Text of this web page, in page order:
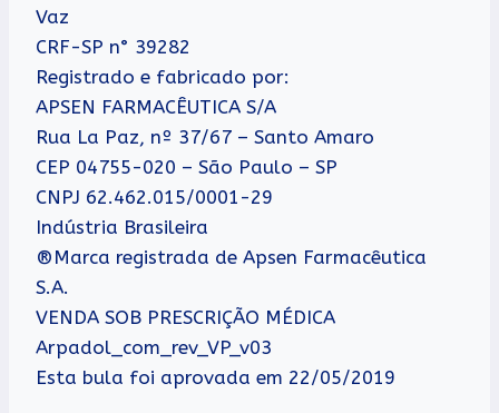
Vaz
CRF-SP n° 39282
Registrado e fabricado por:
APSEN FARMACÊUTICA S/A
Rua La Paz, nº 37/67 – Santo Amaro
CEP 04755-020 – São Paulo – SP
CNPJ 62.462.015/0001-29
Indústria Brasileira
®Marca registrada de Apsen Farmacêutica
S.A.
VENDA SOB PRESCRIÇÃO MÉDICA
Arpadol_com_rev_VP_v03
Esta bula foi aprovada em 22/05/2019